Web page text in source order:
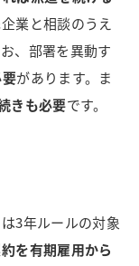
業と相談のうえ
、部署を異動す
があります。ま
きも必要です。
3年ルールの対象
を有期雇用から